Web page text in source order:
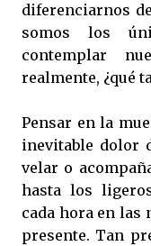
diferenciarnos
somos los
contemplar
realmente, ¿qué
Pensar en la
inevitable dolor
velar o
hasta los
cada hora en las
presente. Tan